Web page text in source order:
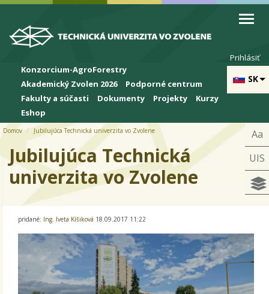
Skip to cookies
Skip to navigation
Skočiť na hlavný obsah
SK
Prihlásiť
Konzorcium-AgroForestry
Akademický Zvolen 2026
Podporné centrum
Fakulty a súčasti
Dokumenty Projekty
Kurzy
Eshop
Aa
UIS
Domov Jubilujúca Technická univerzita vo Zvolene
Jubilujúca Technická
univerzita vo Zvolene
pridané: Ing. Iveta Kíšiková 18.09.2017 11:22